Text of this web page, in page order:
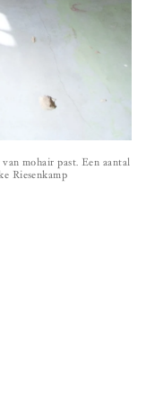
van mohair past. Een aantal
Riesenkamp